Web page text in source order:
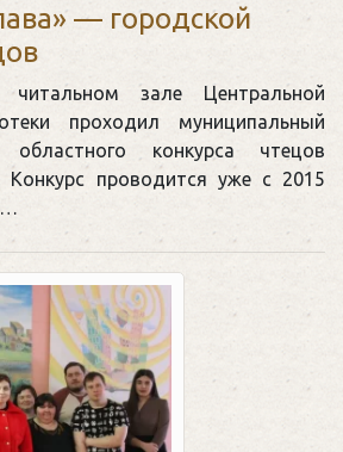
— городской
зале Центральной
проходил муниципальный
конкурса чтецов
Конкурс проводится уже с 2015